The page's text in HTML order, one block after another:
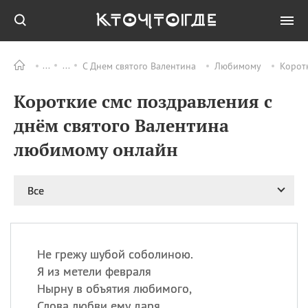
С Днем святого Валентина Любимому
Короткие смс поздравления с
днём святого Валентина
любимому онлайн
Все
Не грежу шубой соболиною.
Я из метели февраля
Нырну в объятия любимого,
ПРАЗДНИКИ Все
11.08 Рождество святителя
Николая Чудотворца
11.08 День «мусорной еды»
11.08 День полета на
Военно‑воздушных сил